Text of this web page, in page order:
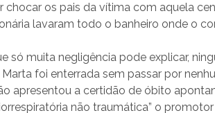
chocar os pais da vítima com aquela
lavaram todo o banheiro onde o
só muita negligência pode explicar,
foi enterrada sem passar por
apresentou a certidão de óbito
não traumática” o